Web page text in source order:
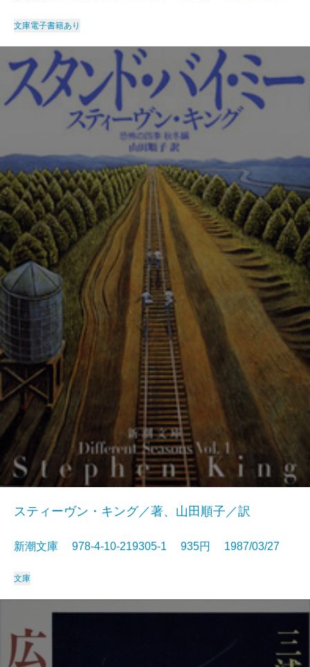
文庫電子書籍あり
スティーヴン・キング／著、山田順子／訳
新潮文庫 978-4-10-219305-1 935円 1987/03/27
文庫